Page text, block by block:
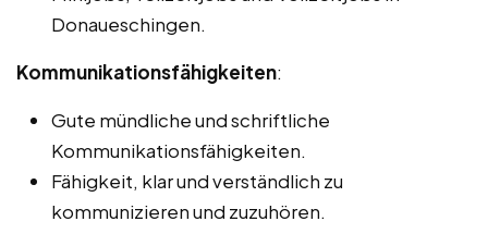
Donaueschingen.
Kommunikationsfähigkeiten:
Gute mündliche und schriftliche
Kommunikationsfähigkeiten.
Fähigkeit, klar und verständlich zu
kommunizieren und zuzuhören.